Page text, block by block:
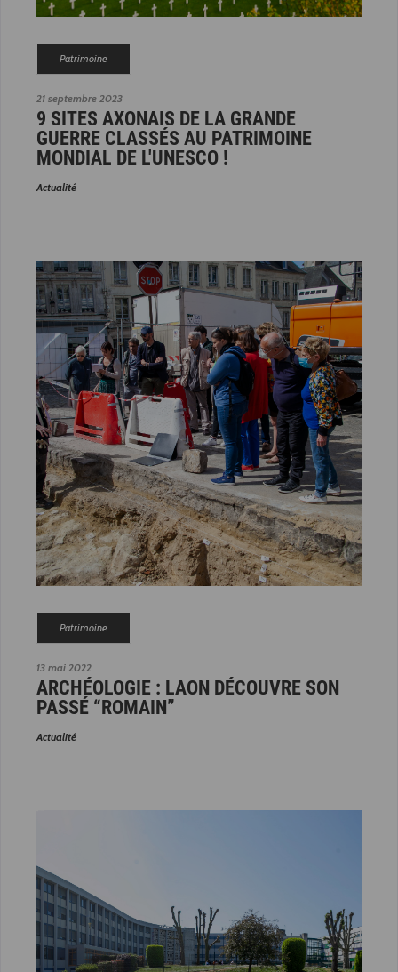
21 septembre 2023
Patrimoine
9 SITES AXONAIS DE LA GRANDE
GUERRE CLASSÉS AU PATRIMOINE
MONDIAL DE L'UNESCO !
Actualité
13 mai 2022
Patrimoine
ARCHÉOLOGIE : LAON DÉCOUVRE SON
PASSÉ “ROMAIN”
Actualité